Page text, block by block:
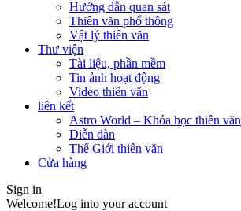
Hướng dẫn quan sát
Thiên văn phổ thông
Vật lý thiên văn
Thư viện
Tài liệu, phần mềm
Tin ảnh hoạt động
Video thiên văn
liên kết
Astro World – Khóa học thiên văn
Diễn đàn
Thế Giới thiên văn
Cửa hàng
Sign in
Welcome!Log into your account